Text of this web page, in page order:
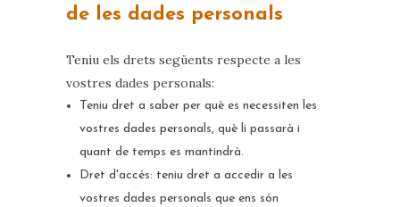
de les dades personals
Teniu els drets següents respecte a les
vostres dades personals:
Teniu dret a saber per què es necessiten les
vostres dades personals, què li passarà i
quant de temps es mantindrà.
Dret d'accés: teniu dret a accedir a les
vostres dades personals que ens són